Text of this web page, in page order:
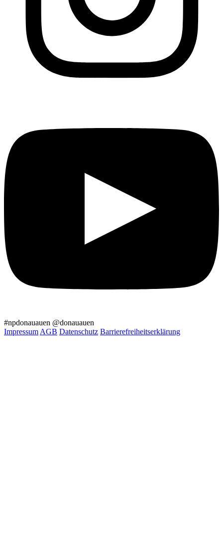
#npdonauauen @donauauen
Impressum AGB Datenschutz Barrierefreiheitserklärung